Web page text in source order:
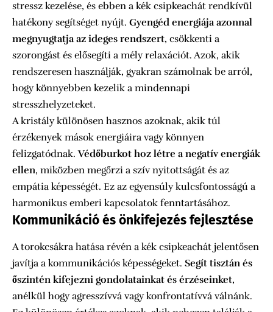
stressz kezelése, és ebben a kék csipkeachát rendkívül
hatékony segítséget nyújt. Gyengéd energiája azonnal
megnyugtatja az ideges rendszert, csökkenti a
szorongást és elősegíti a mély relaxációt. Azok, akik
rendszeresen használják, gyakran számolnak be arról,
hogy könnyebben kezelik a mindennapi
stresszhelyzeteket.
A kristály különösen hasznos azoknak, akik túl
érzékenyek mások energiáira vagy könnyen
felizgatódnak.Védőburkot hoz létre a negatív energiák
ellen, miközben megőrzi a szív nyitottságát és az
empátia képességét. Ez az egyensúly kulcsfontosságú a
harmonikus emberi kapcsolatok fenntartásához.
Kommunikáció és önkifejezés fejlesztése
A torokcsákra hatása révén a kék csipkeachát jelentősen
javítja a kommunikációs képességeket. Segít tisztán és
őszintén kifejezni gondolatainkat és érzéseinket,
anélkül hogy agresszívvá vagy konfrontatívvá válnánk.